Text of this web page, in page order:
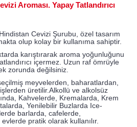
Aroması. Yapay Tatlandırıcı
Cevizi Şurubu, özel tasarım
olup kolay bir kullanıma sahiptir.
karıştırarak aroma yoğunluğunu
içermez. Uzun raf ömrüyle
zorunda değilsiniz.
meyvelerden, baharatlardan,
üretilir.Alkollü ve alkolsüz
Kahvelerde, Kremalarda, Krem
Yenilebilir Buzlarda Ice-
barlarda, cafelerde,
pratik olarak kullanılır.